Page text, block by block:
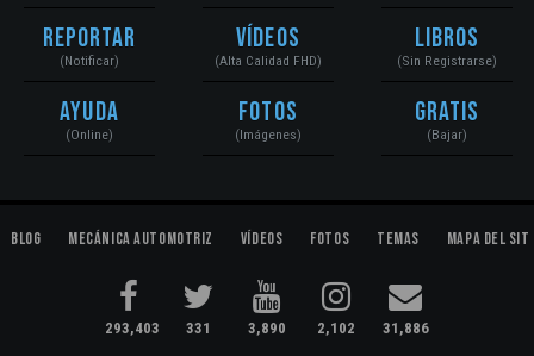
Reportar
(Notificar)
Ayuda
(Online)
Vídeos
(Alta Calidad FHD)
Fotos
(Imágenes)
Libros
(Sin Registrarse)
Gratis
(Bajar)
Blog Mecánica Automotriz Vídeos Fotos Temas Mapa del
293,403 331 3,890 2,102 31,886